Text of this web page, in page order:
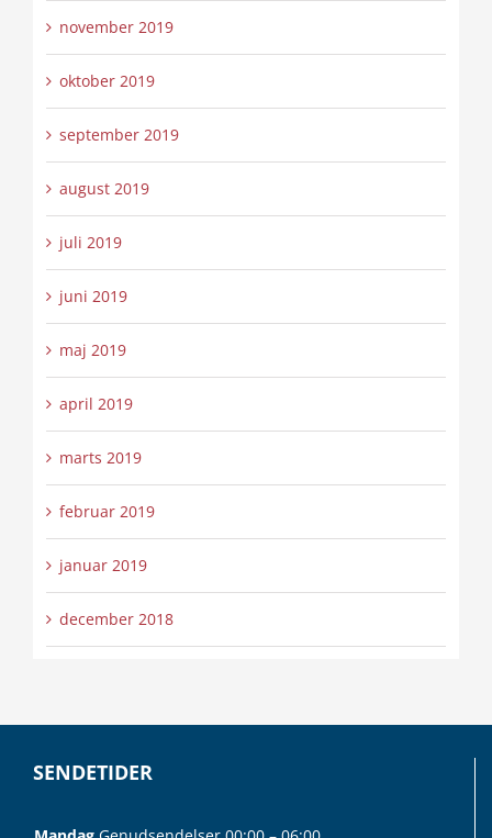
november 2019
oktober 2019
september 2019
august 2019
juli 2019
juni 2019
maj 2019
april 2019
marts 2019
februar 2019
januar 2019
december 2018
SENDETIDER